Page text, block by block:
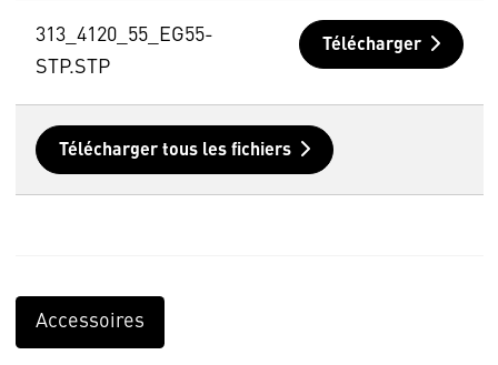
313_4120_55_EG55-
STP.STP
Télécharger
Télécharger tous les fichiers
Accessoires